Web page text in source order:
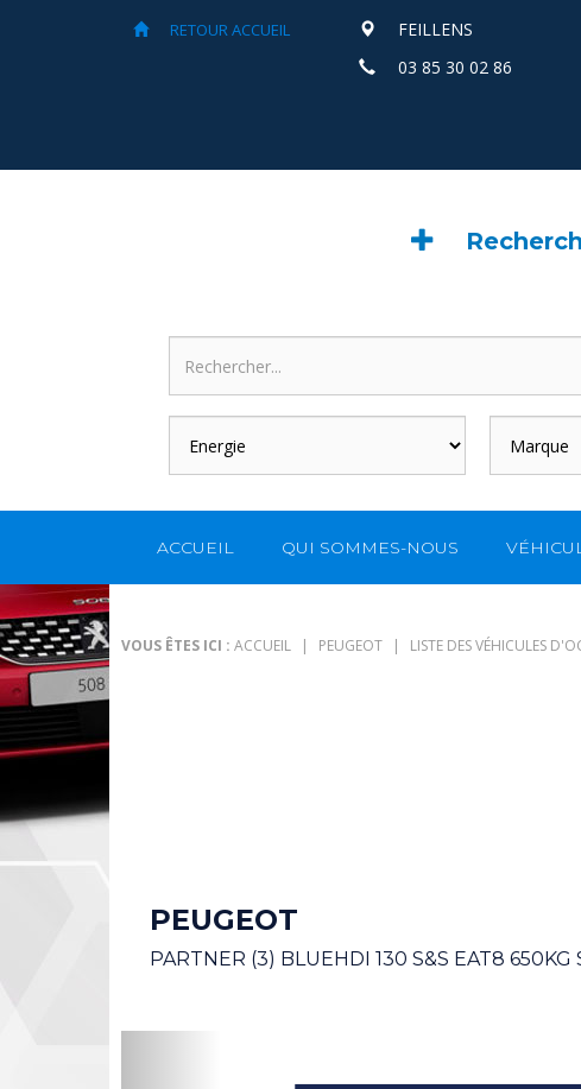
RETOUR ACCUEIL
FEILLENS
03 85 30 02 86
ACCUEIL QUI SOMMES-NOUS
VOUS ÊTES ICI : ACCUEIL PEUGEOT LISTE DES VÉHICULES
PEUGEOT
PARTNER (3) BLUEHDI 130 S&S EAT8 650KG